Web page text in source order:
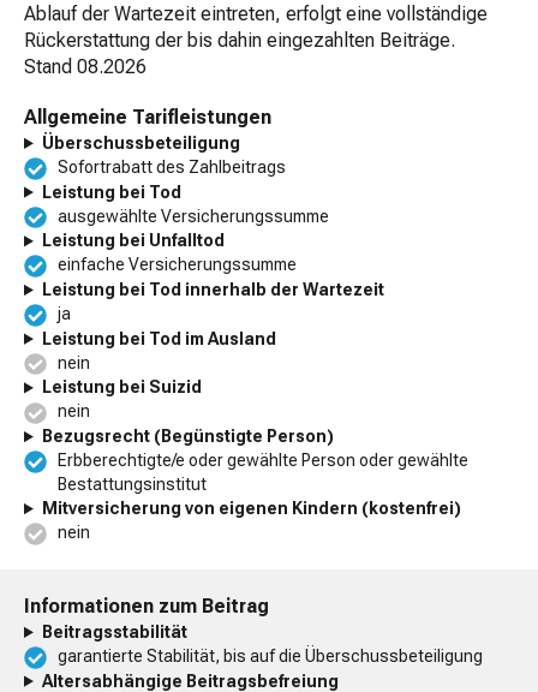
Ablauf der Wartezeit eintreten, erfolgt eine vollständige
Rückerstattung der bis dahin eingezahlten Beiträge.
Stand 08.2026
Allgemeine Tarifleistungen
Überschussbeteiligung
Sofortrabatt des Zahlbeitrags
Leistung bei Tod
ausgewählte Versicherungssumme
Leistung bei Unfalltod
einfache Versicherungssumme
Leistung bei Tod innerhalb der Wartezeit
ja
Leistung bei Tod im Ausland
nein
Leistung bei Suizid
nein
Bezugsrecht (Begünstigte Person)
Erbberechtigte/e oder gewählte Person oder gewählte
Bestattungsinstitut
Mitversicherung von eigenen Kindern (kostenfrei)
nein
Informationen zum Beitrag
Beitragsstabilität
garantierte Stabilität, bis auf die Überschussbeteiligung
Altersabhängige Beitragsbefreiung